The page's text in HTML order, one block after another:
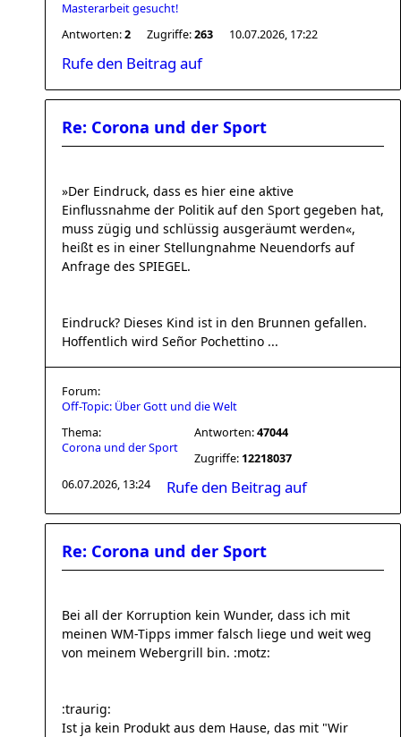
Masterarbeit gesucht!
Antworten:2 Zugriffe:263 10.07.2026, 17:22
Rufe den Beitrag auf
Re: Corona und der Sport
»Der Eindruck, dass es hier eine aktive
Einflussnahme der Politik auf den Sport gegeben hat,
muss zügig und schlüssig ausgeräumt werden«,
heißt es in einer Stellungnahme Neuendorfs auf
Anfrage des SPIEGEL.
Eindruck? Dieses Kind ist in den Brunnen gefallen.
Hoffentlich wird Señor Pochettino ...
Forum:
Off-Topic: Über Gott und die Welt
Thema:
Corona und der Sport
Antworten:47044
Zugriffe: 12218037
06.07.2026, 13:24
Rufe den Beitrag auf
Re: Corona und der Sport
Bei all der Korruption kein Wunder, dass ich mit
meinen WM-Tipps immer falsch liege und weit weg
von meinem Webergrill bin. :motz:
:traurig:
Ist ja kein Produkt aus dem Hause, das mit "Wir